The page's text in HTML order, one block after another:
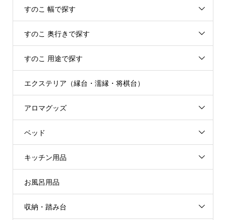
すのこ 幅で探す
すのこ 奥行きで探す
すのこ 用途で探す
エクステリア（縁台・濡縁・将棋台）
アロマグッズ
ベッド
キッチン用品
お風呂用品
収納・踏み台